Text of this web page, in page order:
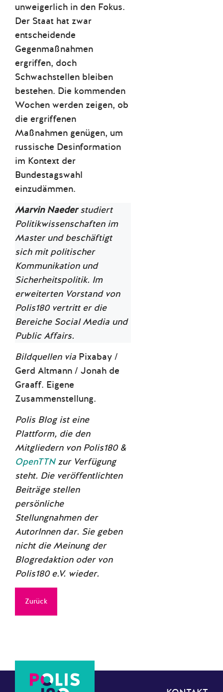
unweigerlich in den Fokus.
Der Staat hat zwar
entscheidende
Gegenmaßnahmen
ergriffen, doch
Schwachstellen bleiben
bestehen. Die kommenden
Wochen werden zeigen, ob
die ergriffenen
Maßnahmen genügen, um
russische Desinformation
im Kontext der
Bundestagswahl
einzudämmen.
Marvin Naederstudiert
Politikwissenschaften im
Master und beschäftigt
sich mit politischer
Kommunikation und
Sicherheitspolitik. Im
erweiterten Vorstand von
Polis180 vertritt er die
Bereiche Social Media und
Public Affairs.
Bildquellen via Pixabay /
Gerd Altmann / Jonah de
Graaff. Eigene
Zusammenstellung.
Polis Blog ist eine
Plattform, die den
Mitgliedern von Polis180 &
OpenTTN zur Verfügung
steht. Die veröffentlichten
Beiträge stellen
persönliche
Stellungnahmen der
AutorInnen dar. Sie geben
nicht die Meinung der
Blogredaktion oder von
Polis180 e.V. wieder.
Zurück